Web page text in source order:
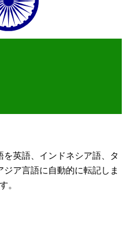
英語、インドネシア語、タ
ア言語に自動的に転記しま
す。